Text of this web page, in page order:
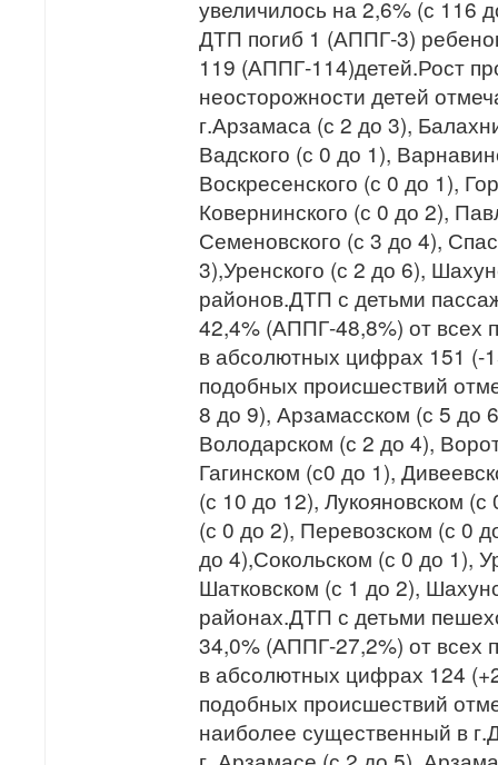
увеличилось на 2,6% (с 116
ДТП погиб 1 (АППГ-3)
119 (АППГ-114)детей.Рост
неосторожности детей
г.Арзамаса (с 2 до 3),
Вадского (с 0 до 1),
Воскресенского (с 0 до 1),
Ковернинского (с 0 до 2),
Семеновского (с 3 до 4),
3),Уренского (с 2 до 6),
районов.ДТП с детьми
42,4% (АППГ-48,8%) от всех
в абсолютных цифрах 151 (-
подобных происшествий
8 до 9), Арзамасском (с 5 до
Володарском (с 2 до 4),
Гагинском (с0 до 1),
(с 10 до 12), Лукояновском
(с 0 до 2), Перевозском (с 0
до 4),Сокольском (с 0 до 1),
Шатковском (с 1 до 2),
районах.ДТП с детьми
34,0% (АППГ-27,2%) от всех
в абсолютных цифрах 124
подобных происшествий
наиболее существенный в